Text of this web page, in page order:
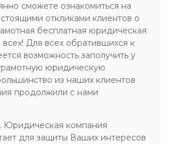
сможете ознакомиться на
откликами клиентов о
бесплатная юридическая
всех! Для всех обратившихся к
возможность заполучить у
юридическую
из наших клиентов
продолжили с нами
Юридическая компания
для защиты Ваших интересов